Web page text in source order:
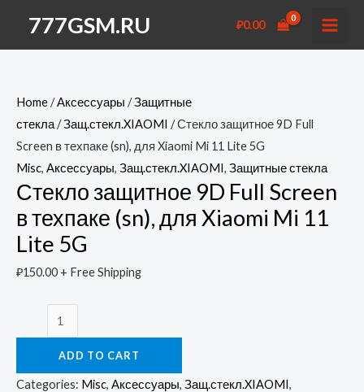
содержимому
777GSM.RU ₽0.00
Home/Аксессуары /Защитные
стекла/Защ.стекл.XIAOMI / Стекло защитное 9D Full
Screen в техпаке (sn), для Xiaomi Mi 11 Lite 5G
Misc, Аксессуары, Защ.стекл.XIAOMI, Защитные стекла
Стекло защитное 9D Full Screen
в техпаке (sn), для Xiaomi Mi 11
Lite 5G
₽150.00 + Free Shipping
защитное
Full
ADD TO CART
Categories: Misc, Аксессуары, Защ.стекл.XIAOMI,